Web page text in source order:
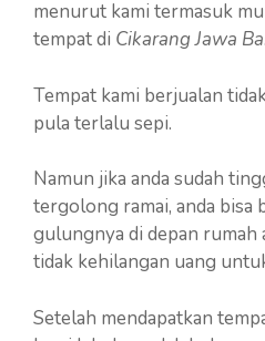
menurut kami termasuk
tempat di Cikarang Jawa
Tempat kami berjualan
pula terlalu sepi.
Namun jika anda sudah
tergolong ramai, anda bisa
gulungnya di depan rumah
tidak kehilangan uang
Setelah mendapatkan